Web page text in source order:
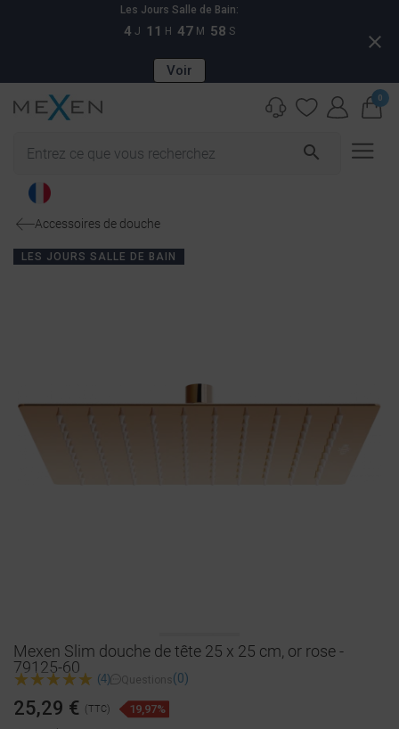
Les Jours Salle de Bain:
4 J 11 H 47 M 58 S
Voir
close
search
0
Accessoires de douche
LES JOURS SALLE DE BAIN
Mexen Slim douche de tête 25 x 25 cm, or rose -
79125-60
(4) Questions (0)
25,29 € (TTC) 19,97%